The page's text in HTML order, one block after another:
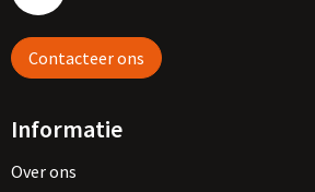
Contacteer ons
Informatie
Over ons